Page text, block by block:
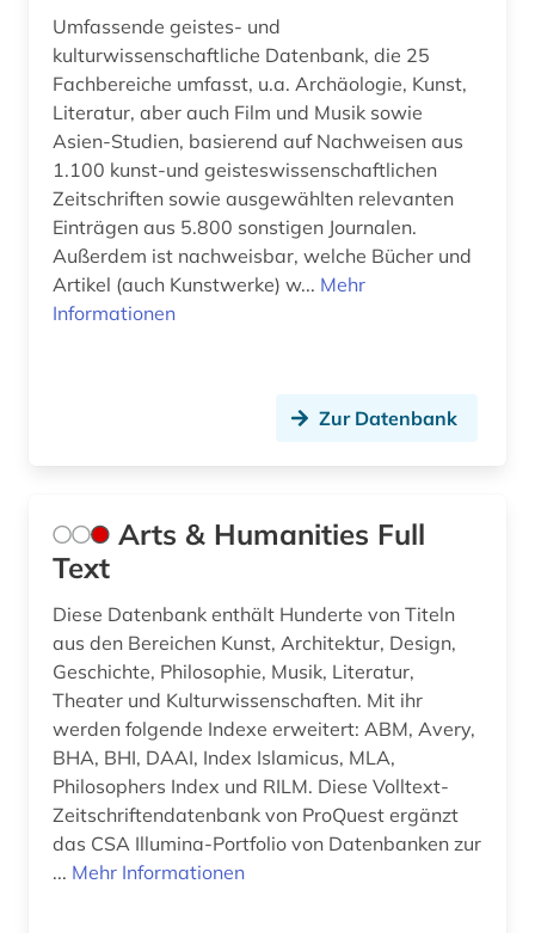
kappes (1)
kapuzinerorden (1)
karl (3)
karl viktor von (1)
katalog (1)
katholische kirche (3)
klassische archäologie (1)
klimawandel (1)
klimaänderung (1)
kognitionswissenschaft (1)
kommentar (3)
Umfassende geistes- und
kulturwissenschaftliche Datenbank, die 25
Fachbereiche umfasst, u.a. Archäologie, Kunst,
Literatur, aber auch Film und Musik sowie
Asien-Studien, basierend auf Nachweisen aus
1.100 kunst-und geisteswissenschaftlichen
Zeitschriften sowie ausgewählten relevanten
Einträgen aus 5.800 sonstigen Journalen.
Außerdem ist nachweisbar, welche Bücher und
Artikel (auch Kunstwerke) w... Mehr
Informationen
Zur Datenbank
Arts & Humanities Full
Text
Diese Datenbank enthält Hunderte von Titeln
aus den Bereichen Kunst, Architektur, Design,
Geschichte, Philosophie, Musik, Literatur,
Theater und Kulturwissenschaften. Mit ihr
werden folgende Indexe erweitert: ABM, Avery,
BHA, BHI, DAAI, Index Islamicus, MLA,
Philosophers Index und RILM. Diese Volltext-
Zeitschriftendatenbank von ProQuest ergänzt
das CSA Illumina-Portfolio von Datenbanken zur
... Mehr Informationen